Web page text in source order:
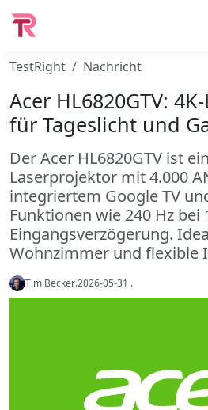
TestRight Nachricht
Acer HL6820GTV:
für Tageslicht und
Der Acer HL6820GTV ist
Laserprojektor mit 4.000
integriertem Google TV
Funktionen wie 240 Hz bei
Eingangsverzögerung.
Wohnzimmer und flexible
Tim Becker.2026-05-31 .